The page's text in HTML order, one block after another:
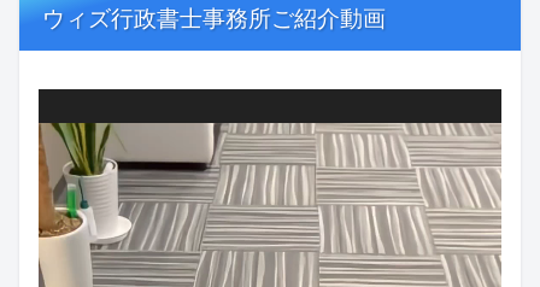
ウィズ行政書士事務所ご紹介動画
画
プ
レ
ー
ヤ